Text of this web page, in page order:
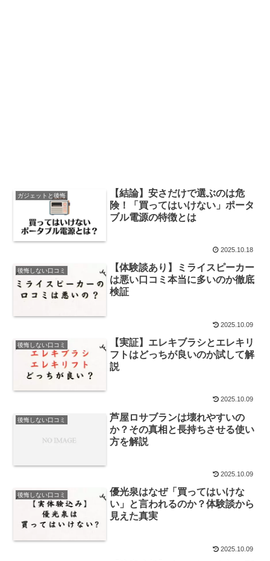
ガジェットと後悔
【結論】安さだけで選ぶのは危
険！「買ってはいけない」ポータ
ブル電源の特徴とは
2025.10.18
後悔しない口コミ
【体験談あり】ミライスピーカー
は悪い口コミ本当に多いのか徹底
検証
2025.10.09
後悔しない口コミ
【実証】エレキブラシとエレキリ
フトはどっちが良いのか試して解
説
2025.10.09
後悔しない口コミ
芦屋ロサブランは壊れやすいの
か？その真相と長持ちさせる使い
方を解説
2025.10.09
後悔しない口コミ
優光泉はなぜ「買ってはいけな
い」と言われるのか？体験談から
見えた真実
2025.10.09